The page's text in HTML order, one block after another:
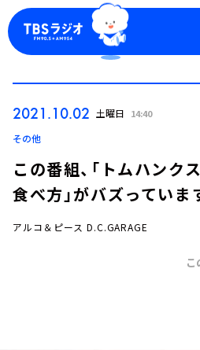
2021.10.02 土曜日 14:40
その他
この番組、「トムハンク
食べ方」がバズっていま
アルコ＆ピース D.C.GARAGE
こ